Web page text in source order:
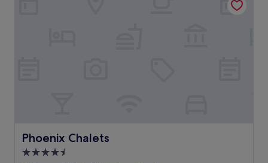
Phoenix Chalets
Phoenix Chalets
4.5-